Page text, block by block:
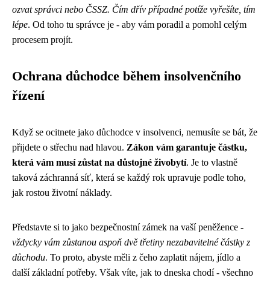
ozvat správci nebo ČSSZ. Čím dřív případné potíže vyřešíte, tím
lépe. Od toho tu správce je - aby vám poradil a pomohl celým
procesem projít.
Ochrana důchodce během insolvenčního
řízení
Když se ocitnete jako důchodce v insolvenci, nemusíte se bát, že
přijdete o střechu nad hlavou. Zákon vám garantuje částku,
která vám musí zůstat na důstojné živobytí. Je to vlastně
taková záchranná síť, která se každý rok upravuje podle toho,
jak rostou životní náklady.
Představte si to jako bezpečnostní zámek na vaší peněžence -
vždycky vám zůstanou aspoň dvě třetiny nezabavitelné částky z
důchodu. To proto, abyste měli z čeho zaplatit nájem, jídlo a
další základní potřeby. Však víte, jak to dneska chodí - všechno